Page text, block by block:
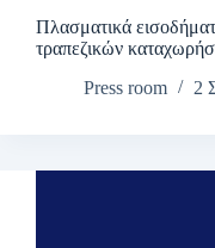
Πλασματικά
τραπεζικών
Press room
2